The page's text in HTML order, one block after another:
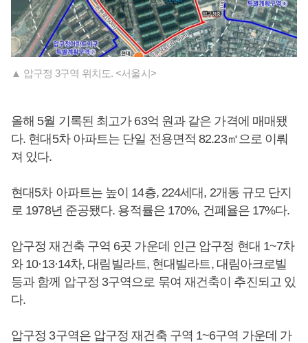
▲ 압구정 3구역 위치도. <서울시>
올해 5월 기록된 최고가 63억 원과 같은 가격에 매매됐
다. 현대5차 아파트는 단일 전용면적 82.23㎡으로 이뤄
져 있다.
현대5차 아파트는 높이 14층, 224세대, 2개동 규모 단지
로 1978년 준공됐다. 용적률은 170%, 건폐율은 17%다.
압구정 재건축 구역 6곳 가운데 인근 압구정 현대 1~7차
와 10·13·14차, 대림빌라트, 현대빌라트, 대림아크로빌
등과 함께 압구정 3구역으로 묶여 재건축이 추진되고 있
다.
압구정 3구역은 압구정 재건축 구역 1~6구역 가운데 가